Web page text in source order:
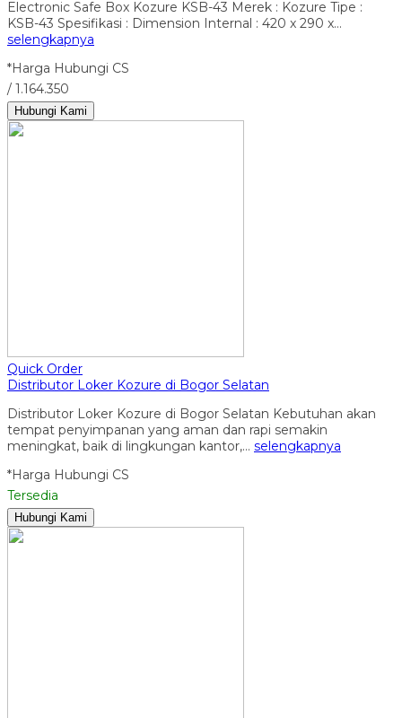
Electronic Safe Box Kozure KSB-43 Merek : Kozure Tipe :
KSB-43 Spesifikasi : Dimension Internal : 420 x 290 x…
selengkapnya
*Harga Hubungi CS
/ 1.164.350
Hubungi Kami
Quick Order
Distributor Loker Kozure di Bogor Selatan
Distributor Loker Kozure di Bogor Selatan Kebutuhan akan
tempat penyimpanan yang aman dan rapi semakin
meningkat, baik di lingkungan kantor,… selengkapnya
*Harga Hubungi CS
Tersedia
Hubungi Kami